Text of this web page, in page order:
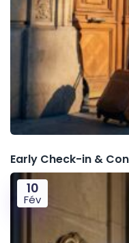
Early Check-in &
10
Fév